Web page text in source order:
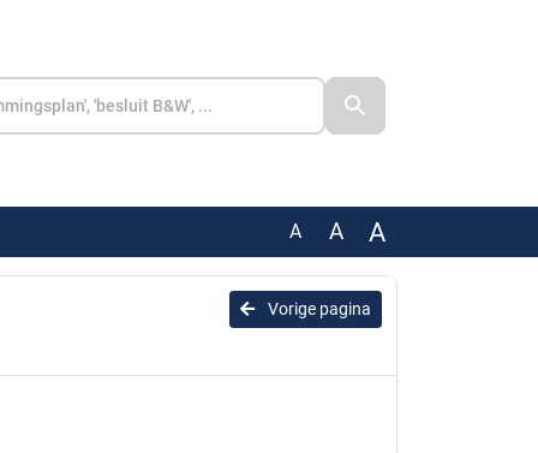
A A A
Vorige pagina